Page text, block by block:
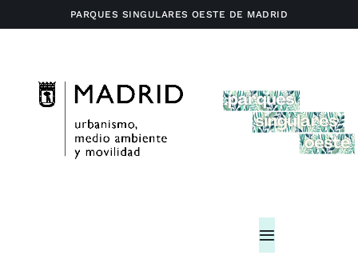
al
PARQUES SINGULARES OESTE DE MADRID
Toggle